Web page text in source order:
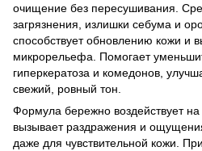
очищение без пересушивания.
загрязнения, излишки себума и
способствует обновлению кожи и
микрорельефа. Помогает
гиперкератоза и комедонов,
свежий, ровный тон.
Формула бережно воздействует
вызывает раздражения и
даже для чувствительной кожи.